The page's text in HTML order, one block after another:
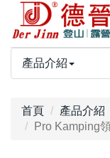
產品介紹
首頁 產品介紹
Pro Kamping